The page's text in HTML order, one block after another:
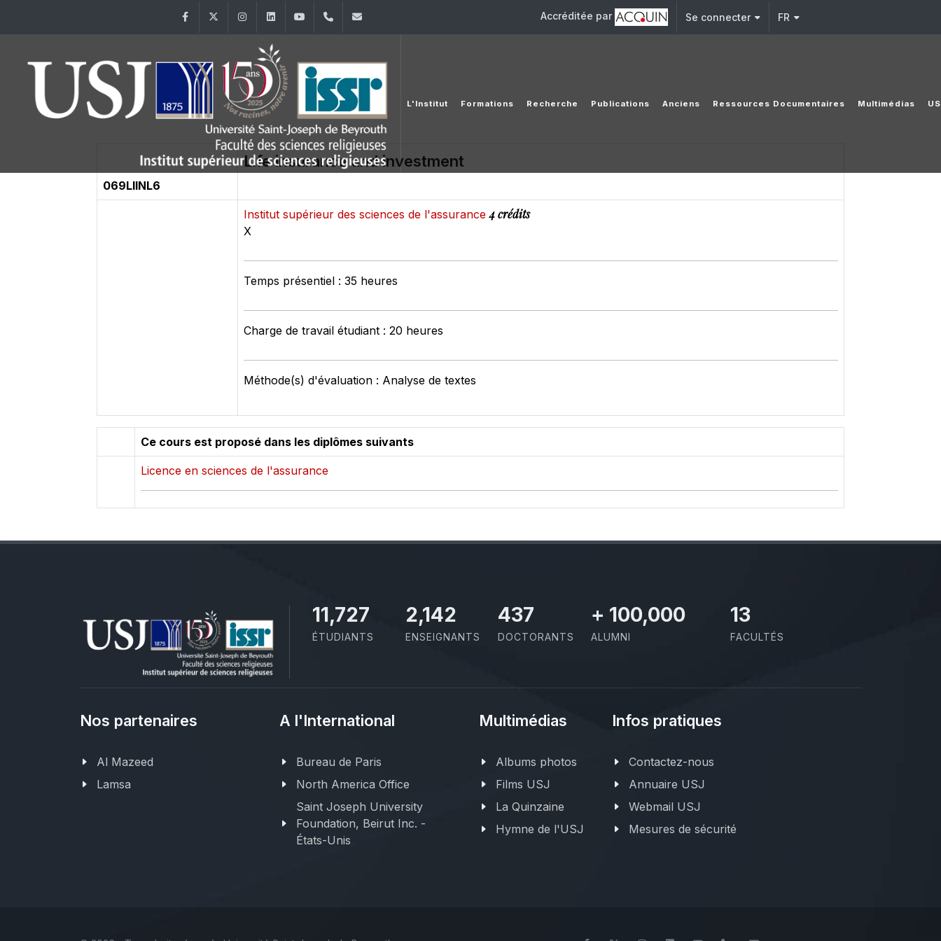
FacebookTwitter InstagramLinkedInYouTube+961 (1) 421 581 Accréditée par Se connecter FR
L'Institut Formations Recherche Publications Anciens Ressources Documentaires Multimédias
069LIINL6
Life insurance and investment
Institut supérieur des sciences de l'assurance4 crédits
X
Temps présentiel : 35 heures
Charge de travail étudiant : 20 heures
Méthode(s) d'évaluation : Analyse de textes
Ce cours est proposé dans les diplômes suivants
Licence en sciences de l'assurance
11,727
ÉTUDIANTS
2,142
ENSEIGNANTS
437
DOCTORANTS
+ 100,000
ALUMNI
13
FACULTÉS
Nos partenaires
Al Mazeed
Lamsa
A l'International
Bureau de Paris
North America Office
Saint Joseph University
Foundation, Beirut Inc. -
États-Unis
Multimédias
Albums photos
Films USJ
La Quinzaine
Hymne de l'USJ
Infos pratiques
Contactez-nous
Annuaire USJ
Webmail USJ
Mesures de sécurité